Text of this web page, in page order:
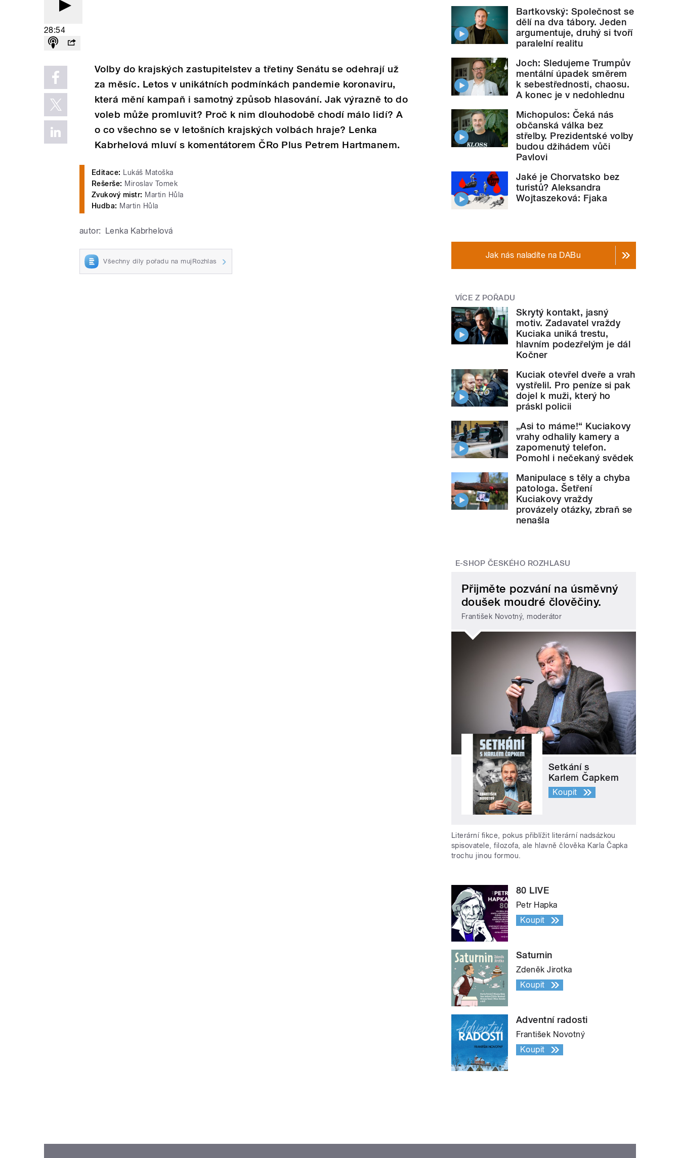
28:54
Volby do krajských zastupitelstev a třetiny Senátu se odehrají už
za měsíc. Letos v unikátních podmínkách pandemie koronaviru,
která mění kampaň i samotný způsob hlasování. Jak výrazně to do
voleb může promluvit? Proč k nim dlouhodobě chodí málo lidí? A
o co všechno se v letošních krajských volbách hraje? Lenka
Kabrhelová mluví s komentátorem ČRo Plus Petrem Hartmanem.
Editace: Lukáš Matoška
Rešerše: Miroslav Tomek
Zvukový mistr: Martin Hůla
Hudba: Martin Hůla
autor: Lenka Kabrhelová
Všechny díly pořadu na mujRozhlas
Bartkovský: Společnost se
dělí na dva tábory. Jeden
argumentuje, druhý si tvoří
paralelní realitu
Joch: Sledujeme Trumpův
mentální úpadek směrem
k sebestřednosti, chaosu.
A konec je v nedohlednu
Michopulos: Čeká nás
občanská válka bez
střelby. Prezidentské volby
budou džihádem vůči
Pavlovi
Jaké je Chorvatsko bez
turistů? Aleksandra
Wojtaszeková: Fjaka
Jak nás naladíte na DABu
VÍCE Z POŘADU
Skrytý kontakt, jasný
motiv. Zadavatel vraždy
Kuciaka uniká trestu,
hlavním podezřelým je dál
Kočner
Kuciak otevřel dveře a vrah
vystřelil. Pro peníze si pak
dojel k muži, který ho
práskl policii
„Asi to máme!“ Kuciakovy
vrahy odhalily kamery a
zapomenutý telefon.
Pomohl i nečekaný svědek
Manipulace s těly a chyba
patologa. Šetření
Kuciakovy vraždy
provázely otázky, zbraň se
nenašla
E-SHOP ČESKÉHO ROZHLASU
Přijměte pozvání na úsměvný
doušek moudré člověčiny.
František Novotný, moderátor
Setkání s
Karlem Čapkem
Koupit
Literární fikce, pokus přiblížit literární nadsázkou
spisovatele, filozofa, ale hlavně člověka Karla Čapka
trochu jinou formou.
80 LIVE
Petr Hapka
Koupit
Saturnin
Zdeněk Jirotka
Koupit
Adventní radosti
František Novotný
Koupit